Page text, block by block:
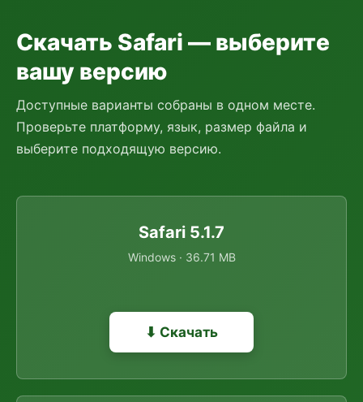
Скачать Safari — выберите
вашу версию
Доступные варианты собраны в одном месте.
Проверьте платформу, язык, размер файла и
выберите подходящую версию.
Safari 5.1.7
Windows · 36.71 MB
⬇ Скачать